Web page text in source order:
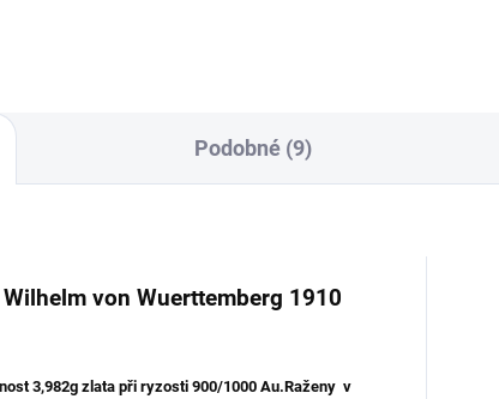
Podobné (9)
von Wuerttemberg 1910
3,982g zlata při ryzosti 900/1000 Au.Raženy v